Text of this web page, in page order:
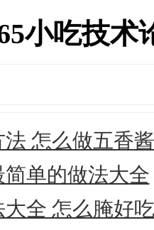
小吃技术
怎么做五香
单的做法大全
全 怎么腌好